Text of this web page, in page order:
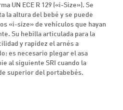
UN ECE R 129 («i-Size»). Se
la altura del bebé y se puede
«i-size» de vehículos que hayan
Su hebilla articulada para la
y rapidez el arnés a
es necesario plegar el asa
al siguiente SRI cuando la
superior del portabebés.